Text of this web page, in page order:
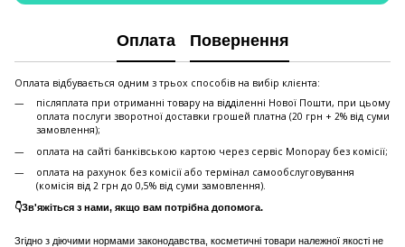
Оплата Повернення
Оплата відбувається одним з трьох способів на вибір клієнта:
післяплата при отриманні товару на відділенні Нової Пошти, при цьому
оплата послуги зворотної доставки грошей платна (20 грн + 2% від суми
замовлення);
оплата на сайті банківською картою через сервіс Monopay без комісії;
оплата на рахунок без комісії або термінал самообслуговування
(комісія від 2 грн до 0,5% від суми замовлення).
👇Зв'яжіться з нами, якщо вам потрібна допомога.
Згідно з діючими нормами законодавства, косметичні товари належної якості не